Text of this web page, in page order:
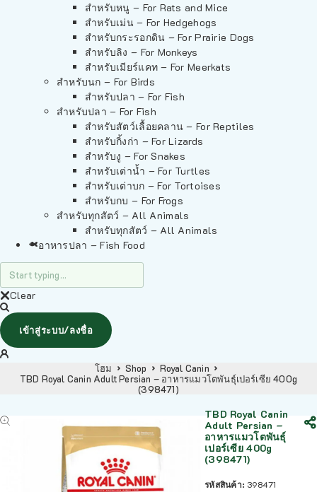
สำหรับหนู – For Rats and Mice
สำหรับเม่น – For Hedgehogs
สำหรับกระรอกดิน – For Prairie Dogs
สำหรับลิง – For Monkeys
สำหรับเมียร์แคท – For Meerkats
สำหรับนก – For Birds
สำหรับปลา – For Fish
สำหรับปลา – For Fish
สำหรับสัตว์เลื้อยคลาน – For Reptiles
สำหรับกิ้งก่า – For Lizards
สำหรับงู – For Snakes
สำหรับเต่าน้ำ – For Turtles
สำหรับเต่าบก – For Tortoises
สำหรับกบ – For Frogs
สำหรับทุกสัตว์ – All Animals
สำหรับทุกสัตว์ – All Animals
อาหารปลา – Fish Food
Clear
เข้าสู่ระบบ/ลงชื่อ
โฮม Shop
Royal Canin
TBD Royal Canin Adult Persian – อาหารแมวโตพันธุ์เปอร์เซีย 400g
(398471)
TBD Royal Canin
Adult Persian –
อาหารแมวโตพันธุ์
เปอร์เซีย 400g
(398471)
รหัสสินค้า: 398471